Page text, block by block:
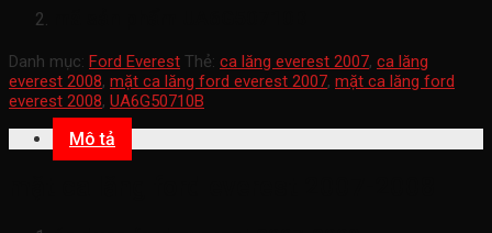
Danh mục: Ford Everest Thẻ: ca lăng everest 2007, ca lăng
everest 2008, mặt ca lăng ford everest 2007, mặt ca lăng ford
everest 2008, UA6G50710B
Mô tả